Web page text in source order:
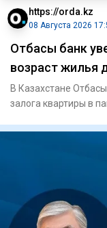
https://orda.kz
08 Августа 2026
Отбасы банк
возраст жилья
В Казахстане
залога квартиры в